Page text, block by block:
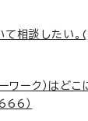
て相談したい
ワーク）はどこ
）